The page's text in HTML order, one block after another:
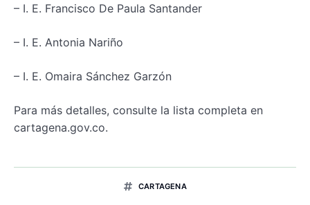
– I. E. Francisco De Paula Santander
– I. E. Antonia Nariño
– I. E. Omaira Sánchez Garzón
Para más detalles, consulte la lista completa en
cartagena.gov.co.
CARTAGENA